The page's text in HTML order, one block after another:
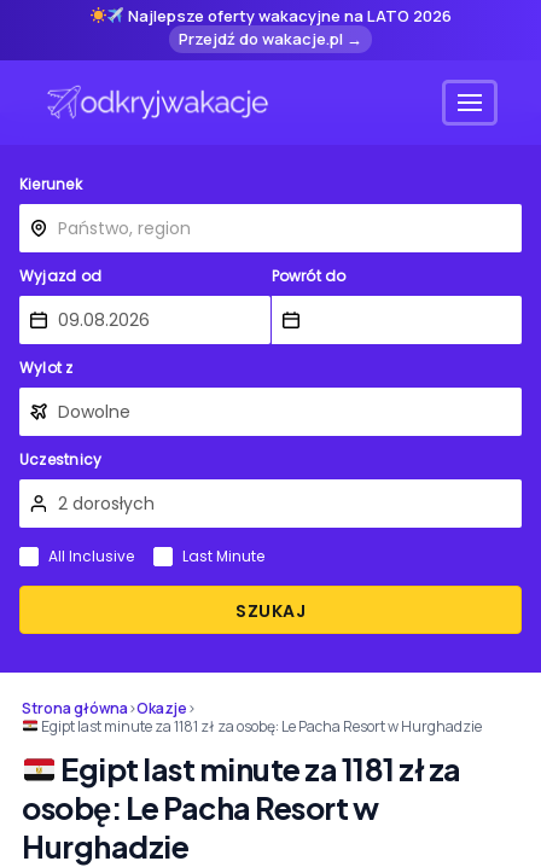
Najlepsze oferty wakacyjne na LATO 2026
Przejdź do wakacje.pl →
Menu
Kierunek
Wyjazd od Powrót do
Wylot z
Uczestnicy
SZUKAJ
All Inclusive Last Minute
Strona główna›Okazje›
Egipt last minute za 1181 zł za osobę: Le Pacha Resort w Hurghadzie
Egipt last minute za 1181 zł za
osobę: Le Pacha Resort w
Hurghadzie